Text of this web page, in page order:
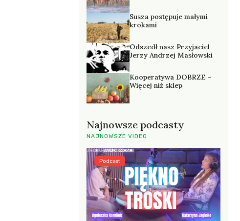
Susza postępuje małymi
krokami
Odszedł nasz Przyjaciel
Jerzy Andrzej Masłowski
Kooperatywa DOBRZE –
Więcej niż sklep
Najnowsze podcasty
NAJNOWSZE VIDEO
Podcast